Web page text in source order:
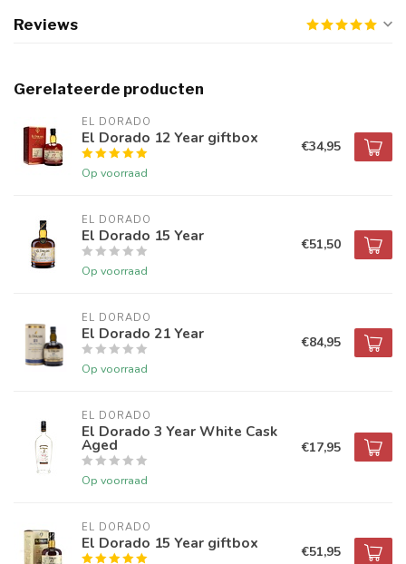
Reviews
Gerelateerde producten
EL DORADO
El Dorado 12 Year giftbox
Op voorraad
€34,95
EL DORADO
El Dorado 15 Year
Op voorraad
€51,50
EL DORADO
El Dorado 21 Year
Op voorraad
€84,95
EL DORADO
El Dorado 3 Year White Cask
Aged
Op voorraad
€17,95
EL DORADO
El Dorado 15 Year giftbox €51,95